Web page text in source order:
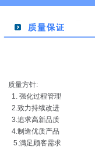
质量方针:
1. 强化过程管理
2.致力持续改进
3.追求高新品质
4.制造优质产品
5.满足顾客需求